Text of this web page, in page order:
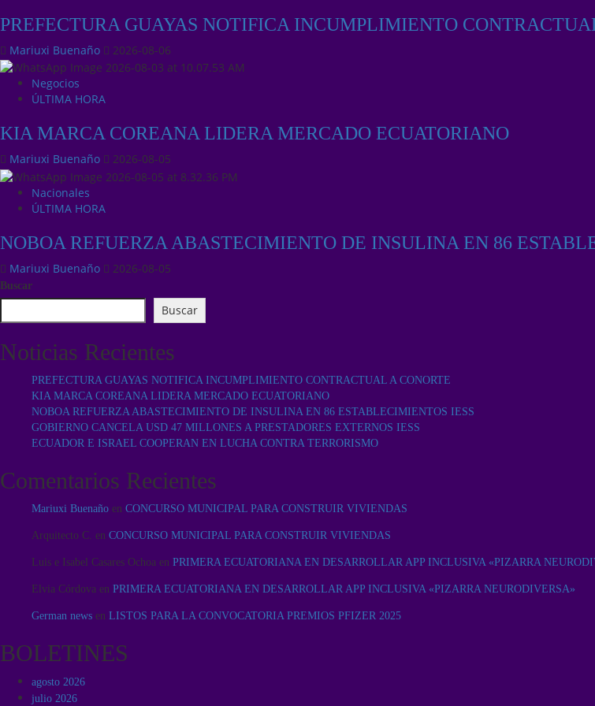
PREFECTURA GUAYAS NOTIFICA INCUMPLIMIENTO
Mariuxi Buenaño 2026-08-06
Negocios
ÚLTIMA HORA
KIA MARCA COREANA LIDERA MERCADO ECUATORIANO
Mariuxi Buenaño 2026-08-05
Nacionales
ÚLTIMA HORA
NOBOA REFUERZA ABASTECIMIENTO DE INSULINA EN 86
Mariuxi Buenaño 2026-08-05
Buscar
Buscar
Noticias Recientes
PREFECTURA GUAYAS NOTIFICA INCUMPLIMIENTO CONTRACTUAL A CONORTE
KIA MARCA COREANA LIDERA MERCADO ECUATORIANO
NOBOA REFUERZA ABASTECIMIENTO DE INSULINA EN 86 ESTABLECIMIENTOS IESS
GOBIERNO CANCELA USD 47 MILLONES A PRESTADORES EXTERNOS IESS
ECUADOR E ISRAEL COOPERAN EN LUCHA CONTRA TERRORISMO
Comentarios Recientes
Mariuxi Buenaño en CONCURSO MUNICIPAL PARA CONSTRUIR VIVIENDAS
Arquitecto C. en CONCURSO MUNICIPAL PARA CONSTRUIR VIVIENDAS
Luis e Isabel Casares Ochoa en PRIMERA ECUATORIANA EN DESARROLLAR APP INCLUSIVA «PIZARRA
Elvia Córdova en PRIMERA ECUATORIANA EN DESARROLLAR APP INCLUSIVA «PIZARRA NEURODIVERSA»
German news en LISTOS PARA LA CONVOCATORIA PREMIOS PFIZER 2025
BOLETINES
agosto 2026
julio 2026